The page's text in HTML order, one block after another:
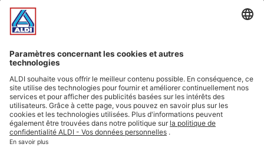
Offres
Infos essentielles
Suivez ALDI Belgique